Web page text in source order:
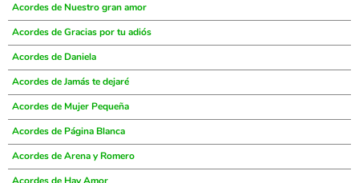
Acordes de Nuestro gran amor
Acordes de Gracias por tu adiós
Acordes de Daniela
Acordes de Jamás te dejaré
Acordes de Mujer Pequeña
Acordes de Página Blanca
Acordes de Arena y Romero